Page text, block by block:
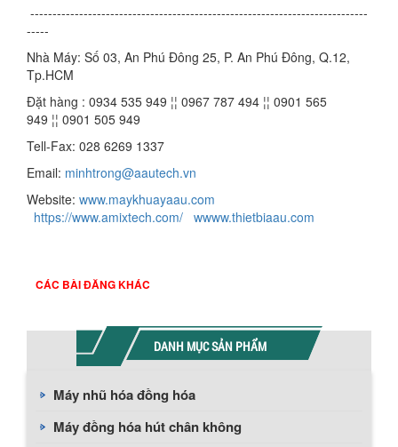
----------------------------------------------------------------------------
-----
Nhà Máy: Số 03, An Phú Đông 25, P. An Phú Đông, Q.12,
Tp.HCM
Đặt hàng : 0934 535 949 ¦¦ 0967 787 494 ¦¦ 0901 565
949 ¦¦ 0901 505 949
Tell-Fax: 028 6269 1337
Email: minhtrong@aautech.vn
Website: www.maykhuayaau.com
https://www.amixtech.com/ wwww.thietbiaau.com
CÁC BÀI ĐĂNG KHÁC
DANH MỤC SẢN PHẨM
Máy nhũ hóa đồng hóa
Máy đồng hóa hút chân không